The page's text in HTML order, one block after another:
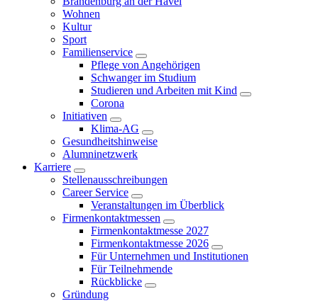
Wohnen
Kultur
Sport
Familienservice
Pflege von Angehörigen
Schwanger im Studium
Studieren und Arbeiten mit Kind
Corona
Initiativen
Klima-AG
Gesundheitshinweise
Alumninetzwerk
Karriere
Stellenausschreibungen
Career Service
Veranstaltungen im Überblick
Firmenkontaktmessen
Firmenkontaktmesse 2027
Firmenkontaktmesse 2026
Für Unternehmen und Institutionen
Für Teilnehmende
Rückblicke
Gründung